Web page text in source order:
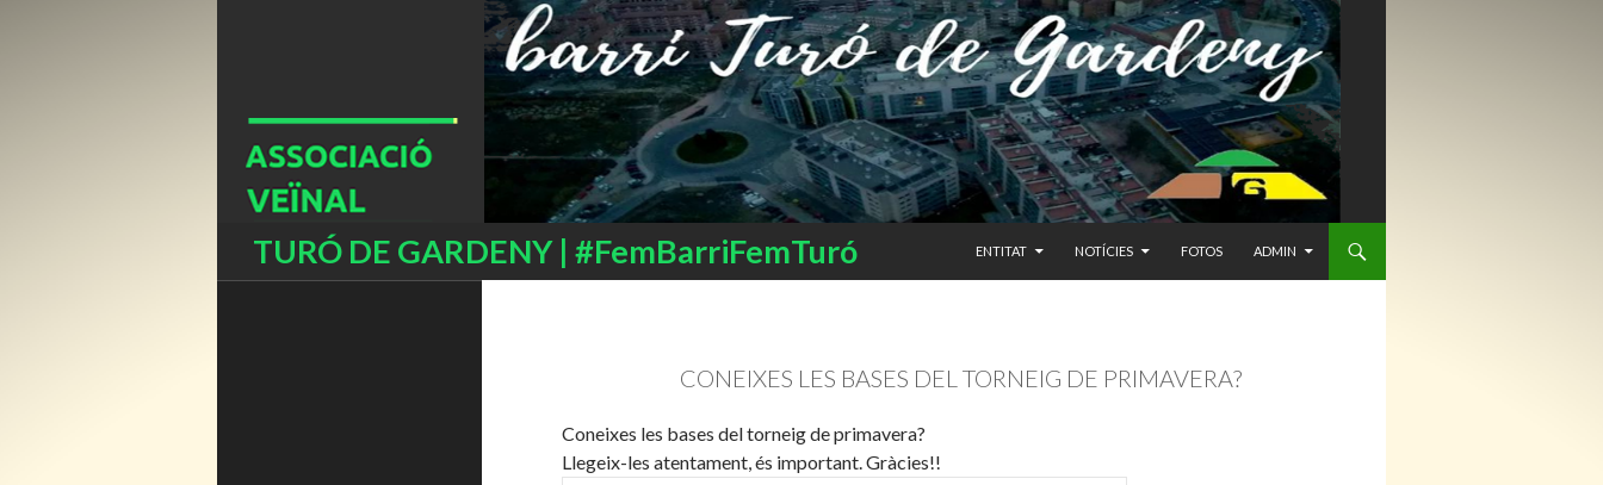
TURÓ DE GARDENY | #FemBarriFemTuró
Buscar
ENTITAT
NOTÍCIES FOTOS ADMIN
CONEIXES LES BASES DEL TORNEIG DE PRIMAVERA?
Coneixes les bases del torneig de primavera?
Llegeix-les atentament, és important. Gràcies!!